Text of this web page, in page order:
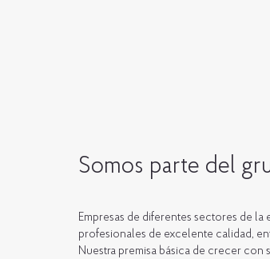
Empresas de diferentes sectores de
profesionales de excelente calidad,
Nuestra premisa básica de crecer
Somos parte del